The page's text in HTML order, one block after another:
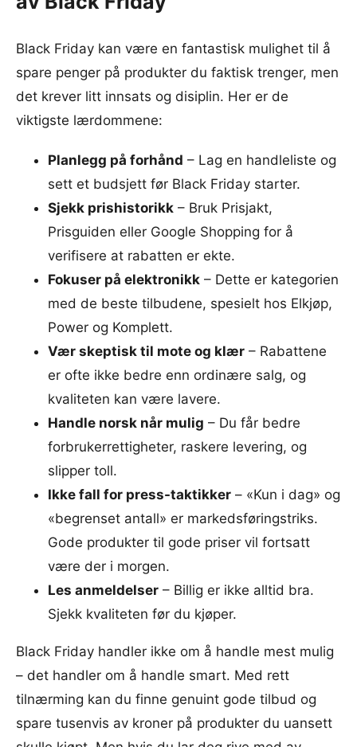
Black Friday kan være en fantastisk mulighet til å
spare penger på produkter du faktisk trenger, men
det krever litt innsats og disiplin. Her er de
viktigste lærdommene:
Planlegg på forhånd – Lag en handleliste og
sett et budsjett før Black Friday starter.
Sjekk prishistorikk – Bruk Prisjakt,
Prisguiden eller Google Shopping for å
verifisere at rabatten er ekte.
Fokuser på elektronikk – Dette er kategorien
med de beste tilbudene, spesielt hos Elkjøp,
Power og Komplett.
Vær skeptisk til mote og klær – Rabattene
er ofte ikke bedre enn ordinære salg, og
kvaliteten kan være lavere.
Handle norsk når mulig – Du får bedre
forbrukerrettigheter, raskere levering, og
slipper toll.
Ikke fall for press-taktikker – «Kun i dag» og
«begrenset antall» er markedsføringstriks.
Gode produkter til gode priser vil fortsatt
være der i morgen.
Les anmeldelser – Billig er ikke alltid bra.
Sjekk kvaliteten før du kjøper.
Black Friday handler ikke om å handle mest mulig
– det handler om å handle smart. Med rett
tilnærming kan du finne genuint gode tilbud og
spare tusenvis av kroner på produkter du uansett